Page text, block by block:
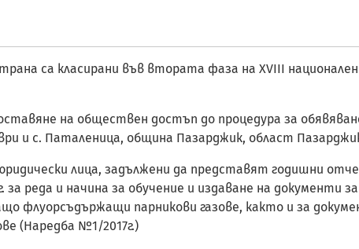
са класирани във втората фаза на XVIII национален
на обществен достъп до процедура за
и с. Паталеница, община Пазарджик, област
лица, задължени да представят годишни
реда и начина за обучение и издаване на документи
флуорсъдържащи парникови газове, както и за
(Наредба №1/2017г.)